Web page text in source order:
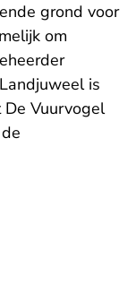
grond voor
om
is
Vuurvogel